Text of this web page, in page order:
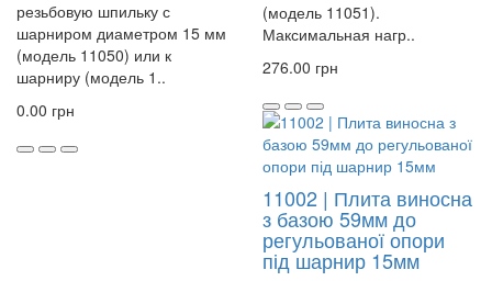
резьбовую шпильку с
шарниром диаметром 15 мм
(модель 11050) или к
шарниру (модель 1..
0.00 грн
(модель 11051).
Максимальная нагр..
276.00 грн
11002 | Плита виносна
з базою 59мм до
регульованої опори
під шарнир 15мм